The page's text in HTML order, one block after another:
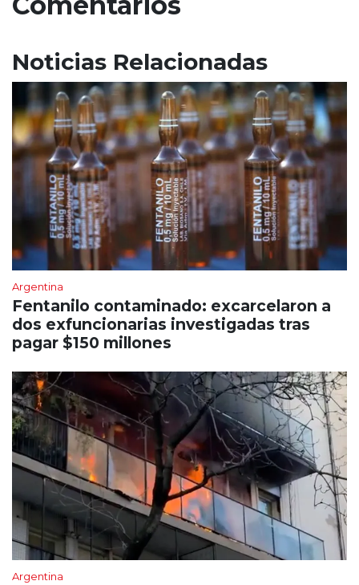
Noticias Relacionadas
Argentina
Fentanilo contaminado: excarcelaron a
dos exfuncionarias investigadas tras
pagar $150 millones
Argentina